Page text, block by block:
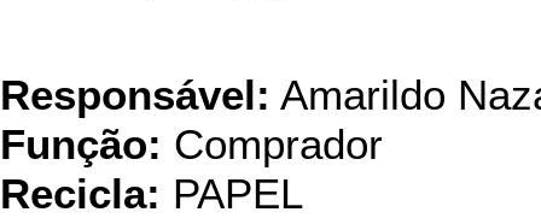
Responsável: Amarildo
Função: Comprador
Recicla: PAPEL